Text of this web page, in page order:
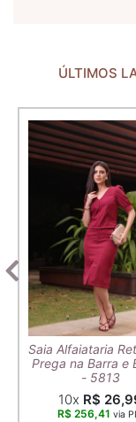
ÚLTIMOS
Saia Alfaiataria
Prega na Barra e
- 5813
10x R$
R$ 256,41 via